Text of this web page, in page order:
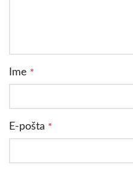
Ime *
E-pošta *